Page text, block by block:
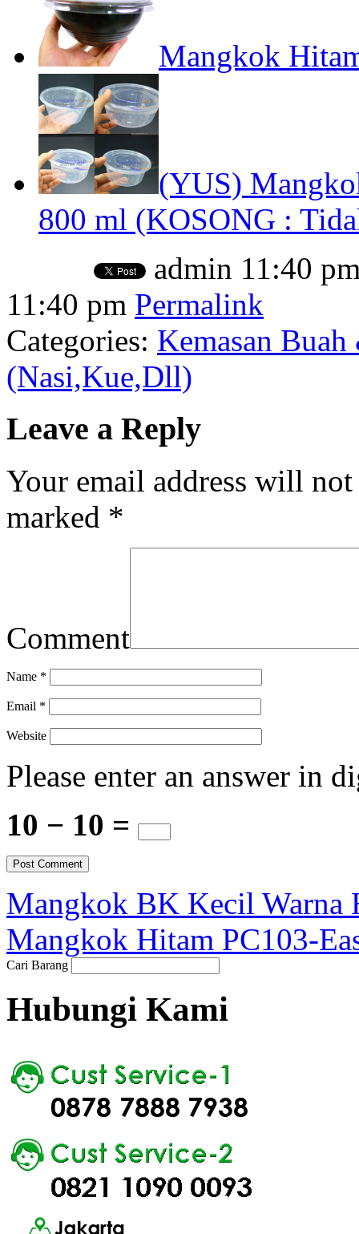
Mangkok
(YUS)
800 ml (KOSONG :
admin 11:40
11:40 pm Permalink
Categories: Kemasan
(Nasi,Kue,Dll)
Leave a Reply
Your email address will
marked *
Comment
Name *
Email *
Website
Please enter an answer in
10 − 10 =
Mangkok BK Kecil Warna
Mangkok Hitam PC103-
Cari Barang
Hubungi Kami